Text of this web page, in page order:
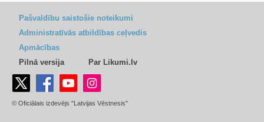
Pašvaldību saistošie noteikumi
Administratīvās atbildības ceļvedis
Apmācības
Pilnā versija
Par Likumi.lv
© Oficiālais izdevējs "Latvijas Vēstnesis"